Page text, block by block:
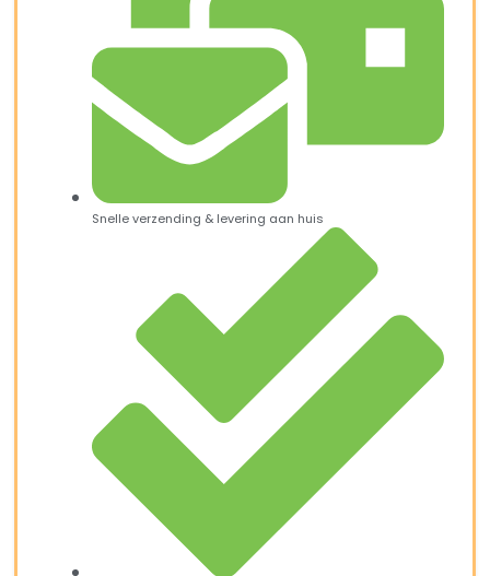
Snelle verzending & levering aan huis